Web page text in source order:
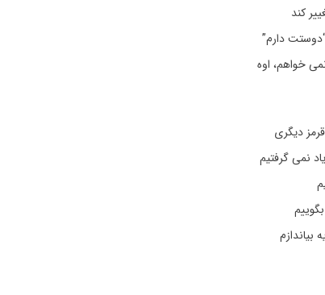
کند
دارم”
خواهم، اوه
دیگری
نمی گرفتیم
بیاندازم